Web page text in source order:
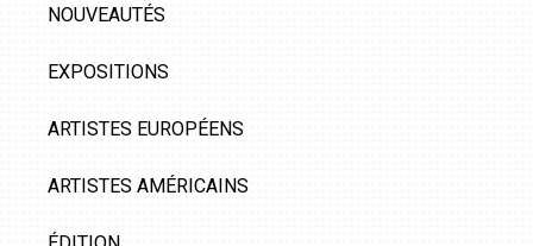
NOUVEAUTÉS
EXPOSITIONS
ARTISTES EUROPÉENS
ARTISTES AMÉRICAINS